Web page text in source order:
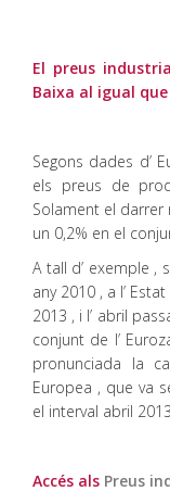
El preus
Baixa al igual
Segons dades d’
els preus de
Solament el darrer
un 0,2% en el
A tall d’ exemple ,
any 2010 , a l’
2013 , i l’ abril
conjunt de l’
pronunciada la
Europea , que va
el interval abril
Accés als Preus